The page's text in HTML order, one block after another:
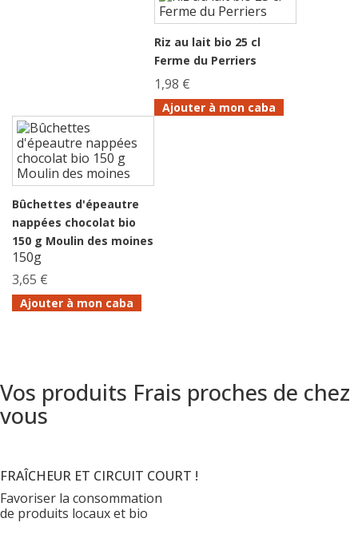
Riz au lait bio 25 cl
Ferme du Perriers
1,98 €
Ajouter à mon caba
Bûchettes d'épeautre
nappées chocolat bio
150 g Moulin des moines
150g
3,65 €
Ajouter à mon caba
Vos produits Frais proches de chez
vous
FRAÎCHEUR ET CIRCUIT COURT !
Favoriser la consommation
de produits locaux et bio